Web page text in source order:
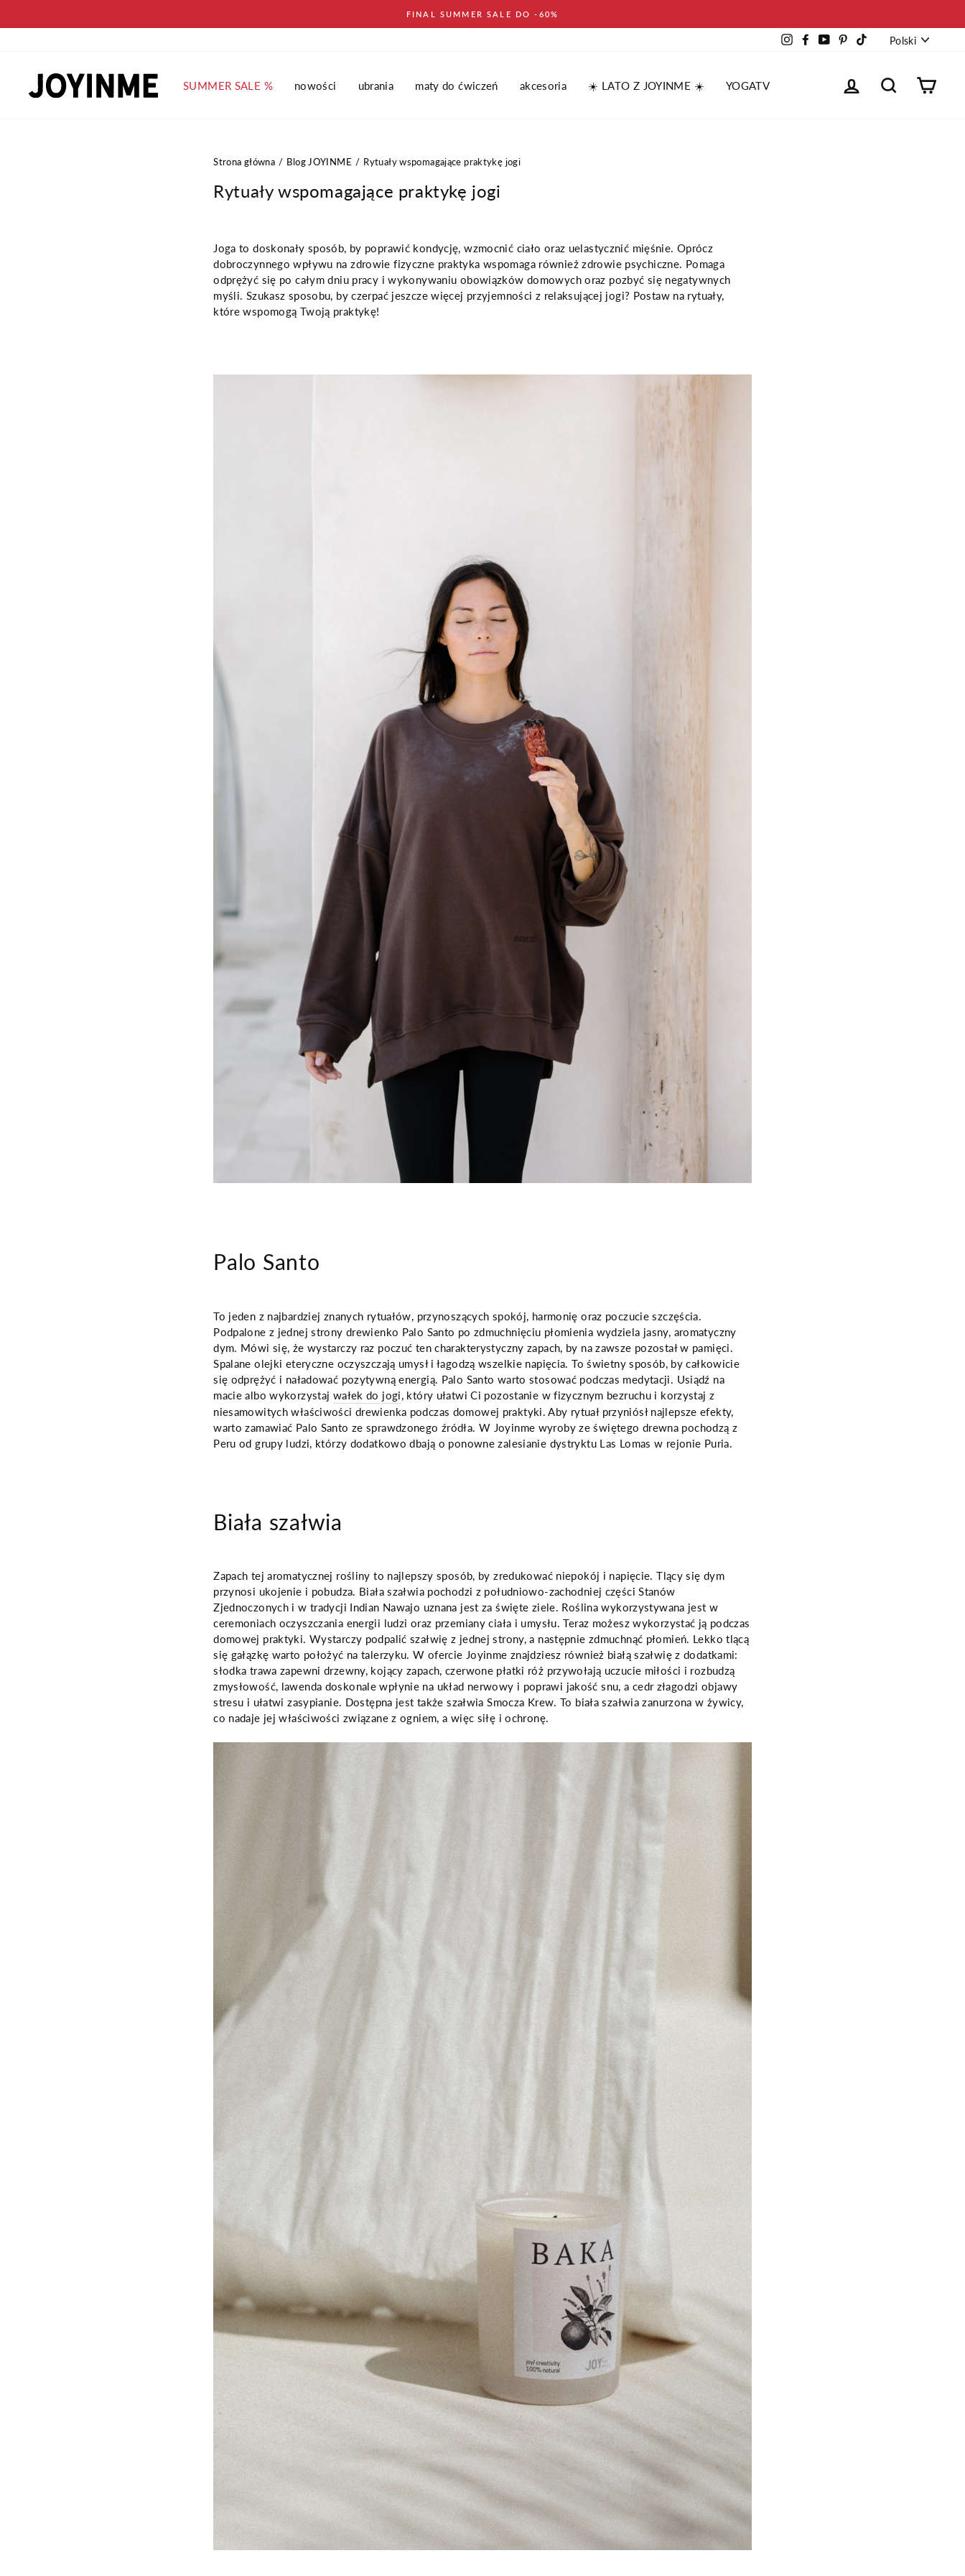
FINAL SUMMER SALE DO -60%
InstagramFacebook
YouTubePinterestTikTokJęzyk
Polski
SUMMER SALE % nowości ubrania maty do ćwiczeń akcesoria ☀️ LATO Z JOYINME ☀️ YOGATV Zaloguj Wyszukaj
Strona główna Blog JOYINME Rytuały wspomagające praktykę jogi
Rytuały wspomagające praktykę jogi
Joga to doskonały sposób, by poprawić kondycję, wzmocnić ciało oraz uelastycznić mięśnie. Oprócz
dobroczynnego wpływu na zdrowie fizyczne praktyka wspomaga również zdrowie psychiczne. Pomaga
odprężyć się po całym dniu pracy i wykonywaniu obowiązków domowych oraz pozbyć się negatywnych
myśli. Szukasz sposobu, by czerpać jeszcze więcej przyjemności z relaksującej jogi? Postaw na rytuały,
które wspomogą Twoją praktykę!
Palo Santo
To jeden z najbardziej znanych rytuałów, przynoszących spokój, harmonię oraz poczucie szczęścia.
Podpalone z jednej strony drewienko Palo Santo po zdmuchnięciu płomienia wydziela jasny, aromatyczny
dym. Mówi się, że wystarczy raz poczuć ten charakterystyczny zapach, by na zawsze pozostał w pamięci.
Spalane olejki eteryczne oczyszczają umysł i łagodzą wszelkie napięcia. To świetny sposób, by całkowicie
się odprężyć i naładować pozytywną energią. Palo Santo warto stosować podczas medytacji. Usiądź na
macie albo wykorzystaj wałek do jogi , który ułatwi Ci pozostanie w fizycznym bezruchu i korzystaj z
niesamowitych właściwości drewienka podczas domowej praktyki. Aby rytuał przyniósł najlepsze efekty,
warto zamawiać Palo Santo ze sprawdzonego źródła. W Joyinme wyroby ze świętego drewna pochodzą z
Peru od grupy ludzi, którzy dodatkowo dbają o ponowne zalesianie dystryktu Las Lomas w rejonie Puria.
Biała szałwia
Zapach tej aromatycznej rośliny to najlepszy sposób, by zredukować niepokój i napięcie. Tlący się dym
przynosi ukojenie i pobudza. Biała szałwia pochodzi z południowo-zachodniej części Stanów
Zjednoczonych i w tradycji Indian Nawajo uznana jest za święte ziele. Roślina wykorzystywana jest w
ceremoniach oczyszczania energii ludzi oraz przemiany ciała i umysłu. Teraz możesz wykorzystać ją podczas
domowej praktyki. Wystarczy podpalić szałwię z jednej strony, a następnie zdmuchnąć płomień. Lekko tlącą
się gałązkę warto położyć na talerzyku. W ofercie Joyinme znajdziesz również białą szałwię z dodatkami:
słodka trawa zapewni drzewny, kojący zapach, czerwone płatki róż przywołają uczucie miłości i rozbudzą
zmysłowość, lawenda doskonale wpłynie na układ nerwowy i poprawi jakość snu, a cedr złagodzi objawy
stresu i ułatwi zasypianie. Dostępna jest także szałwia Smocza Krew. To biała szałwia zanurzona w żywicy,
co nadaje jej właściwości związane z ogniem, a więc siłę i ochronę.